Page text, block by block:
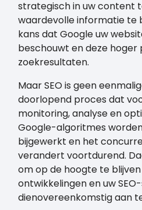
strategisch in uw content
waardevolle informatie te
kans dat Google uw
beschouwt en deze hoger
zoekresultaten.
Maar SEO is geen
doorlopend proces dat
monitoring, analyse en
Google-algoritmes
bijgewerkt en het
verandert voortdurend.
om op de hoogte te
ontwikkelingen en uw
dienovereenkomstig aan